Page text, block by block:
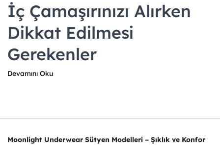
İç Çamaşırınızı Alırken
Dikkat Edilmesi
Gerekenler
Devamını Oku
Moonlight Underwear Sütyen Modelleri – Şıklık ve Konfor